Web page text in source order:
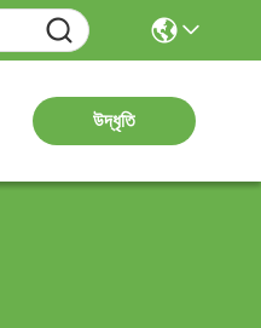
উদ্ধৃতি